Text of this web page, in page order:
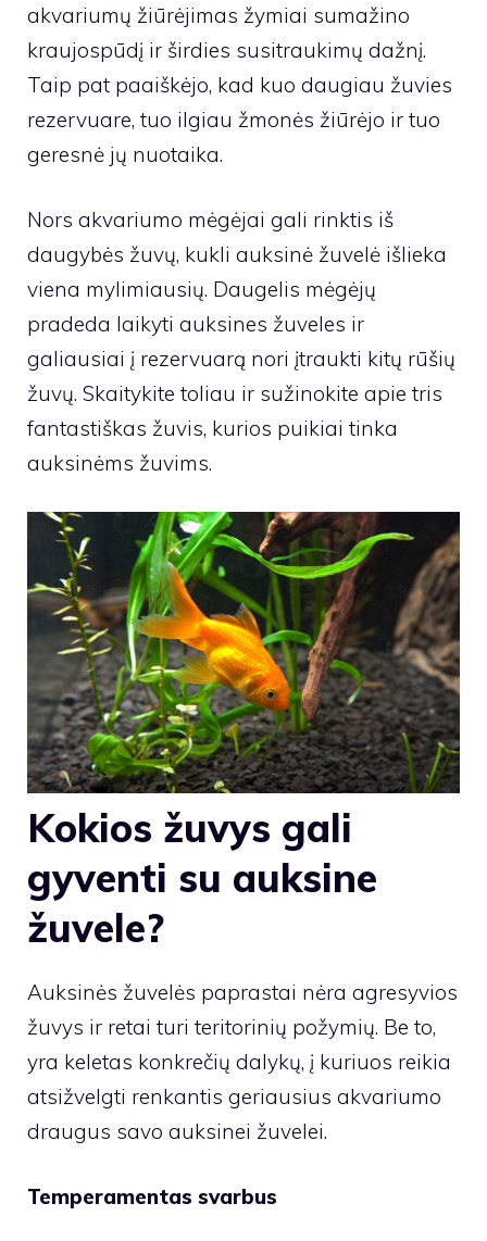
akvariumų žiūrėjimas žymiai sumažino
kraujospūdį ir širdies susitraukimų dažnį.
Taip pat paaiškėjo, kad kuo daugiau žuvies
rezervuare, tuo ilgiau žmonės žiūrėjo ir tuo
geresnė jų nuotaika.
Nors akvariumo mėgėjai gali rinktis iš
daugybės žuvų, kukli auksinė žuvelė išlieka
viena mylimiausių. Daugelis mėgėjų
pradeda laikyti auksines žuveles ir
galiausiai į rezervuarą nori įtraukti kitų rūšių
žuvų. Skaitykite toliau ir sužinokite apie tris
fantastiškas žuvis, kurios puikiai tinka
auksinėms žuvims.
Kokios žuvys gali
gyventi su auksine
žuvele?
Auksinės žuvelės paprastai nėra agresyvios
žuvys ir retai turi teritorinių požymių. Be to,
yra keletas konkrečių dalykų, į kuriuos reikia
atsižvelgti renkantis geriausius akvariumo
draugus savo auksinei žuvelei.
Temperamentas svarbus